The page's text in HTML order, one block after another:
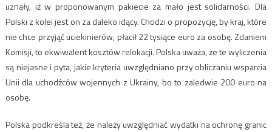
uznały, iż w proponowanym pakiecie za mało jest solidarności. Dla
Polski z kolei jest on za daleko idący. Chodzi o propozycję, by kraj, które
nie chce przyjąć uciekinierów, płacił 22 tysiące euro za osobę. Zdaniem
Komisji, to ekwiwalent kosztów relokacji. Polska uważa, że te wyliczenia
są niejasne i pyta, jakie kryteria uwzględniano przy obliczaniu wsparcia
Unii dla uchodźców wojennych z Ukrainy, bo to zaledwie 200 euro na
osobę.
Polska podkreśla też, że należy uwzględniać wydatki na ochronę granic